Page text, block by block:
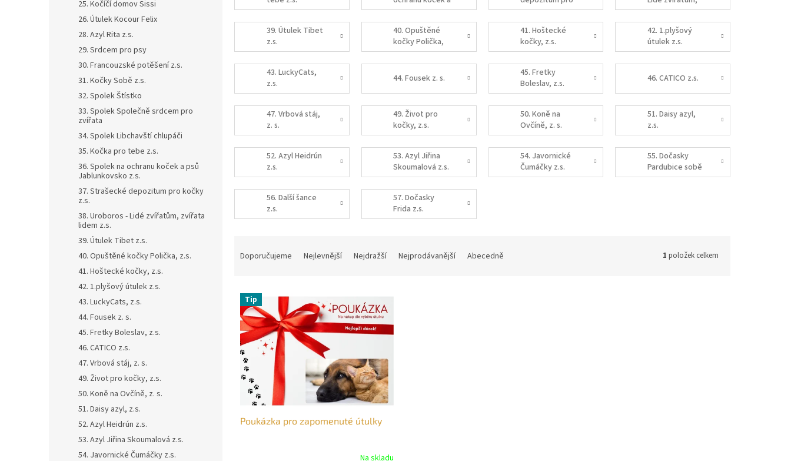
25. Kočíčí domov Sissi
26. Útulek Kocour Felix
28. Azyl Rita z.s.
29. Srdcem pro psy
30. Francouzské potěšení z.s.
31. Kočky Sobě z.s.
32. Spolek Štístko
33. Spolek Společně srdcem pro
zvířata
34. Spolek Libchavští chlupáči
35. Kočka pro tebe z.s.
36. Spolek na ochranu koček a psů
Jablunkovsko z.s.
37. Strašecké depozitum pro kočky
z.s.
38. Uroboros - Lidé zvířatům, zvířata
lidem z.s.
39. Útulek Tibet z.s.
40. Opuštěné kočky Polička, z.s.
41. Hoštecké kočky, z.s.
42. 1.plyšový útulek z.s.
43. LuckyCats, z.s.
44. Fousek z. s.
45. Fretky Boleslav, z.s.
46. CATICO z.s.
47. Vrbová stáj, z. s.
49. Život pro kočky, z.s.
50. Koně na Ovčíně, z. s.
51. Daisy azyl, z.s.
52. Azyl Heidrún z.s.
53. Azyl Jiřina Skoumalová z.s.
54. Javornické Čumáčky z.s.
psů
Jablunkovsko
z.s.
kočky z.s.
zvířata lidem z.s.
39. Útulek Tibet
z.s.
40. Opuštěné
kočky Polička,
z.s.
41. Hoštecké
kočky, z.s.
42. 1.plyšový
útulek z.s.
43. LuckyCats,
z.s.
44. Fousek z. s.
45. Fretky
Boleslav, z.s.
46. CATICO z.s.
47. Vrbová stáj,
z. s.
49. Život pro
kočky, z.s.
50. Koně na
Ovčíně, z. s.
51. Daisy azyl,
z.s.
52. Azyl Heidrún
z.s.
53. Azyl Jiřina
Skoumalová z.s.
54. Javornické
Čumáčky z.s.
55. Dočasky
Pardubice sobě
z.s.
56. Další šance
z.s.
57. Dočasky
Frida z.s.
n
p
Doporučujeme Nejlevnější Nejdražší Nejprodávanější Abecedně 1 položek celkem
V
p
p
Tip
Poukázka pro zapomenuté útulky
Na skladu